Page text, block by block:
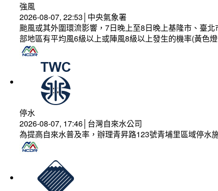
強風
2026-08-07, 22:53│中央氣象署
颱風或其外圍環流影響，7日晚上至8日晚上基隆市、臺
部地區有平均風6級以上或陣風8級以上發生的機率(黃色
停水
2026-08-07, 17:46│台灣自來水公司
為提高自來水普及率，辦理青昇路123號青埔里區域停水